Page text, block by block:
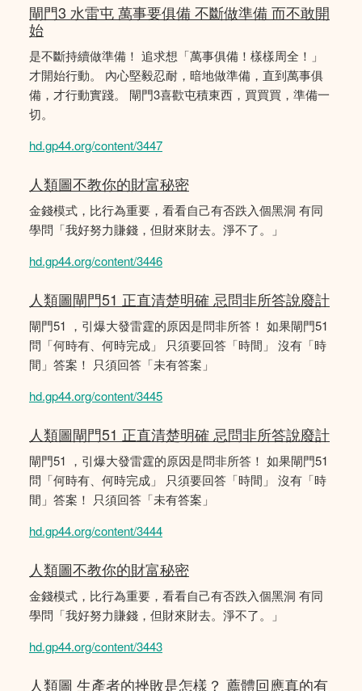
閘門3 水雷屯 萬事要俱備 不斷做準備 而不敢開
始
是不斷持續做準備！ 追求想「萬事俱備！樣樣周全！」
才開始行動。 內心堅毅忍耐，暗地做準備，直到萬事俱
備，才行動實踐。 閘門3喜歡屯積東西，買買買，準備一
切。
hd.gp44.org/content/3447
人類圖不教你的財富秘密
金錢模式，比行為重要，看看自己有否跌入個黑洞 有同
學問「我好努力賺錢，但財來財去。淨不了。」
hd.gp44.org/content/3446
人類圖閘門51 正直清楚明確 忌問非所答說廢計
閘門51 ，引爆大發雷霆的原因是問非所答！ 如果閘門51
問「何時有、何時完成」 只須要回答「時間」 沒有「時
間」答案！ 只須回答「未有答案」
hd.gp44.org/content/3445
人類圖閘門51 正直清楚明確 忌問非所答說廢計
閘門51 ，引爆大發雷霆的原因是問非所答！ 如果閘門51
問「何時有、何時完成」 只須要回答「時間」 沒有「時
間」答案！ 只須回答「未有答案」
hd.gp44.org/content/3444
人類圖不教你的財富秘密
金錢模式，比行為重要，看看自己有否跌入個黑洞 有同
學問「我好努力賺錢，但財來財去。淨不了。」
hd.gp44.org/content/3443
人類圖 生產者的挫敗是怎樣？ 薦體回應真的有